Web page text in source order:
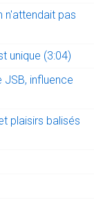
n'attendait pas
unique (3:04)
influence
plaisirs balisés